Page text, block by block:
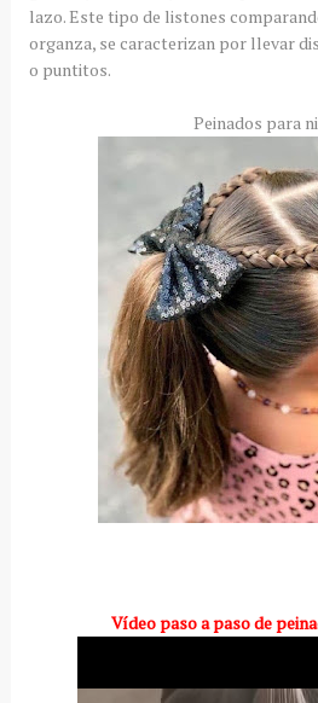
lazo. Este tipo de listones
organza, se caracterizan por llevar
o puntitos.
Peinados para
Vídeo paso a paso de